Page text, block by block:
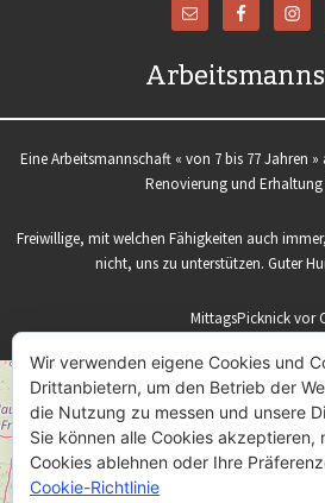
Eine Arbeitsmannschaft « von 7 bis 77 Jahren
Renovierung und Erhaltung
Freiwillige, mit welchen Fähigkeiten auch
nicht, uns zu unterstützen. Guter
MittagsPicknick vor
+
Wir verwenden eigene Cookies und
Drittanbietern, um den Betrieb der
die Nutzung zu messen und unsere
Sie können alle Cookies akzeptieren,
Cookies ablehnen oder Ihre
Cookie-Richtlinie